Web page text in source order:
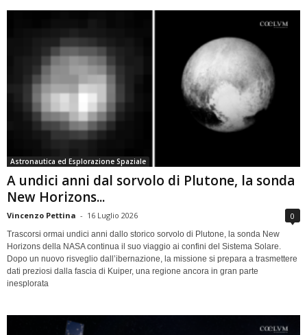
Astronautica ed Esplorazione Spaziale
A undici anni dal sorvolo di Plutone, la sonda
New Horizons...
Vincenzo Pettina - 16 Luglio 2026 0
Trascorsi ormai undici anni dallo storico sorvolo di Plutone, la sonda New
Horizons della NASA continua il suo viaggio ai confini del Sistema Solare.
Dopo un nuovo risveglio dall’ibernazione, la missione si prepara a trasmettere
dati preziosi dalla fascia di Kuiper, una regione ancora in gran parte
inesplorata